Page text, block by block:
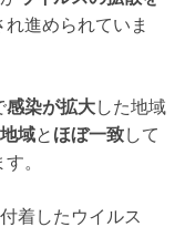
進められていま
感染が拡大した地域
域と ほぼ一致して
。
着したウイルス